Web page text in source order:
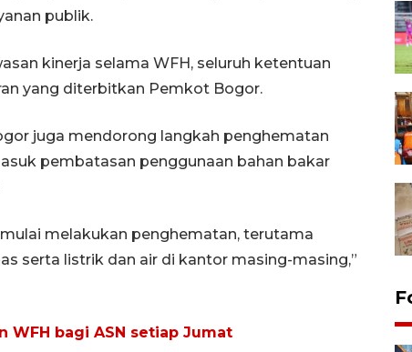
publik.
kinerja selama WFH, seluruh ketentuan
yang diterbitkan Pemkot Bogor.
juga mendorong langkah penghematan
pembatasan penggunaan bahan bakar
melakukan penghematan, terutama
serta listrik dan air di kantor masing-masing,”
WFH bagi ASN setiap Jumat